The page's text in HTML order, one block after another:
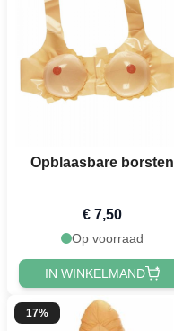
Opblaasbare borsten
€ 7,50
Op voorraad
IN WINKELMAND
17%